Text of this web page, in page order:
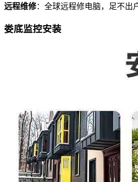
远程维修：全球远程修电脑，足不出
娄底监控安装